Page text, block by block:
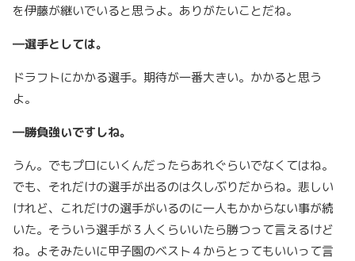
を伊藤が継いでいると思うよ。ありがたいことだね。
―選手としては。
ドラフトにかかる選手。期待が一番大きい。かかると思う
よ。
―勝負強いですしね。
うん。でもプロにいくんだったらあれぐらいでなくてはね。
でも、それだけの選手が出るのは久しぶりだからね。悲しい
けれど、これだけの選手がいるのに一人もかからない事が続
いた。そういう選手が３人くらいいたら勝つって言えるけど
ね。よそみたいに甲子園のベスト４からとってもいいって言